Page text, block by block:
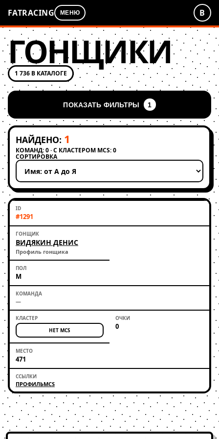
FATRACING МЕНЮ В
ГОНЩИКИ
1 736 В КАТАЛОГЕ
ПОКАЗАТЬ ФИЛЬТРЫ 1
НАЙДЕНО: 1
КОМАНД: 0 · С КЛАСТЕРОМ MCS: 0
СОРТИРОВКА
Применить сортировку
#1291
ВИДЯКИН ДЕНИС
Профиль гонщика
М
—
НЕТ MCS 0
471
ПРОФИЛЬMCS